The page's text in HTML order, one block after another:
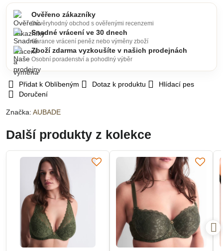
Přidat k Oblíbeným Dotaz k produktu
Hlídací pes
Doručení
Značka: AUBADE
Ověřeno zákazníky
Důvěryhodný obchod s ověřenými recenzemi
Snadné vrácení ve 30 dnech
Garance vrácení peněz nebo výměny zboží
Zboží zdarma vyzkoušíte v našich prodejnách
Osobní poradenství a pohodlný výběr
Další produkty z kolekce